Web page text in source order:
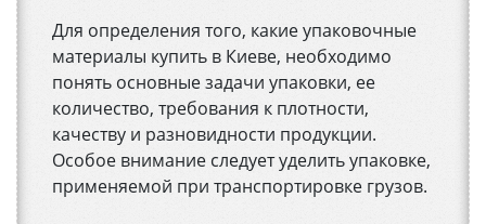
Для определения того, какие упаковочные
материалы купить в Киеве, необходимо
понять основные задачи упаковки, ее
количество, требования к плотности,
качеству и разновидности продукции.
Особое внимание следует уделить упаковке,
применяемой при транспортировке грузов.